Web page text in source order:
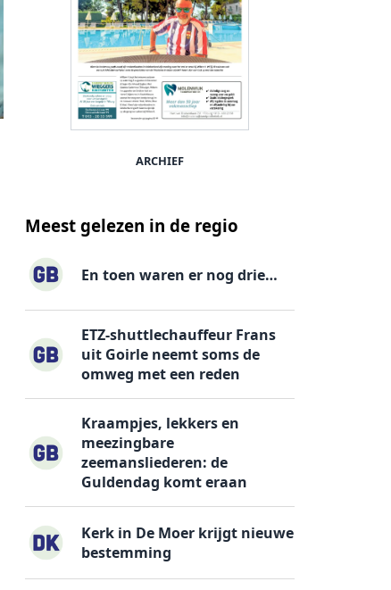
ARCHIEF
Meest gelezen in de regio
En toen waren er nog drie…
ETZ-shuttlechauffeur Frans
uit Goirle neemt soms de
omweg met een reden
Kraampjes, lekkers en
meezingbare
zeemansliederen: de
Guldendag komt eraan
Kerk in De Moer krijgt nieuwe
bestemming